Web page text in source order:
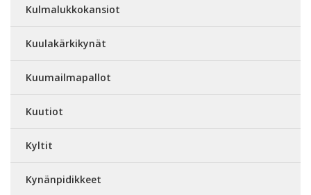
Kulmalukkokansiot
Kuulakärkikynät
Kuumailmapallot
Kuutiot
Kyltit
Kynänpidikkeet